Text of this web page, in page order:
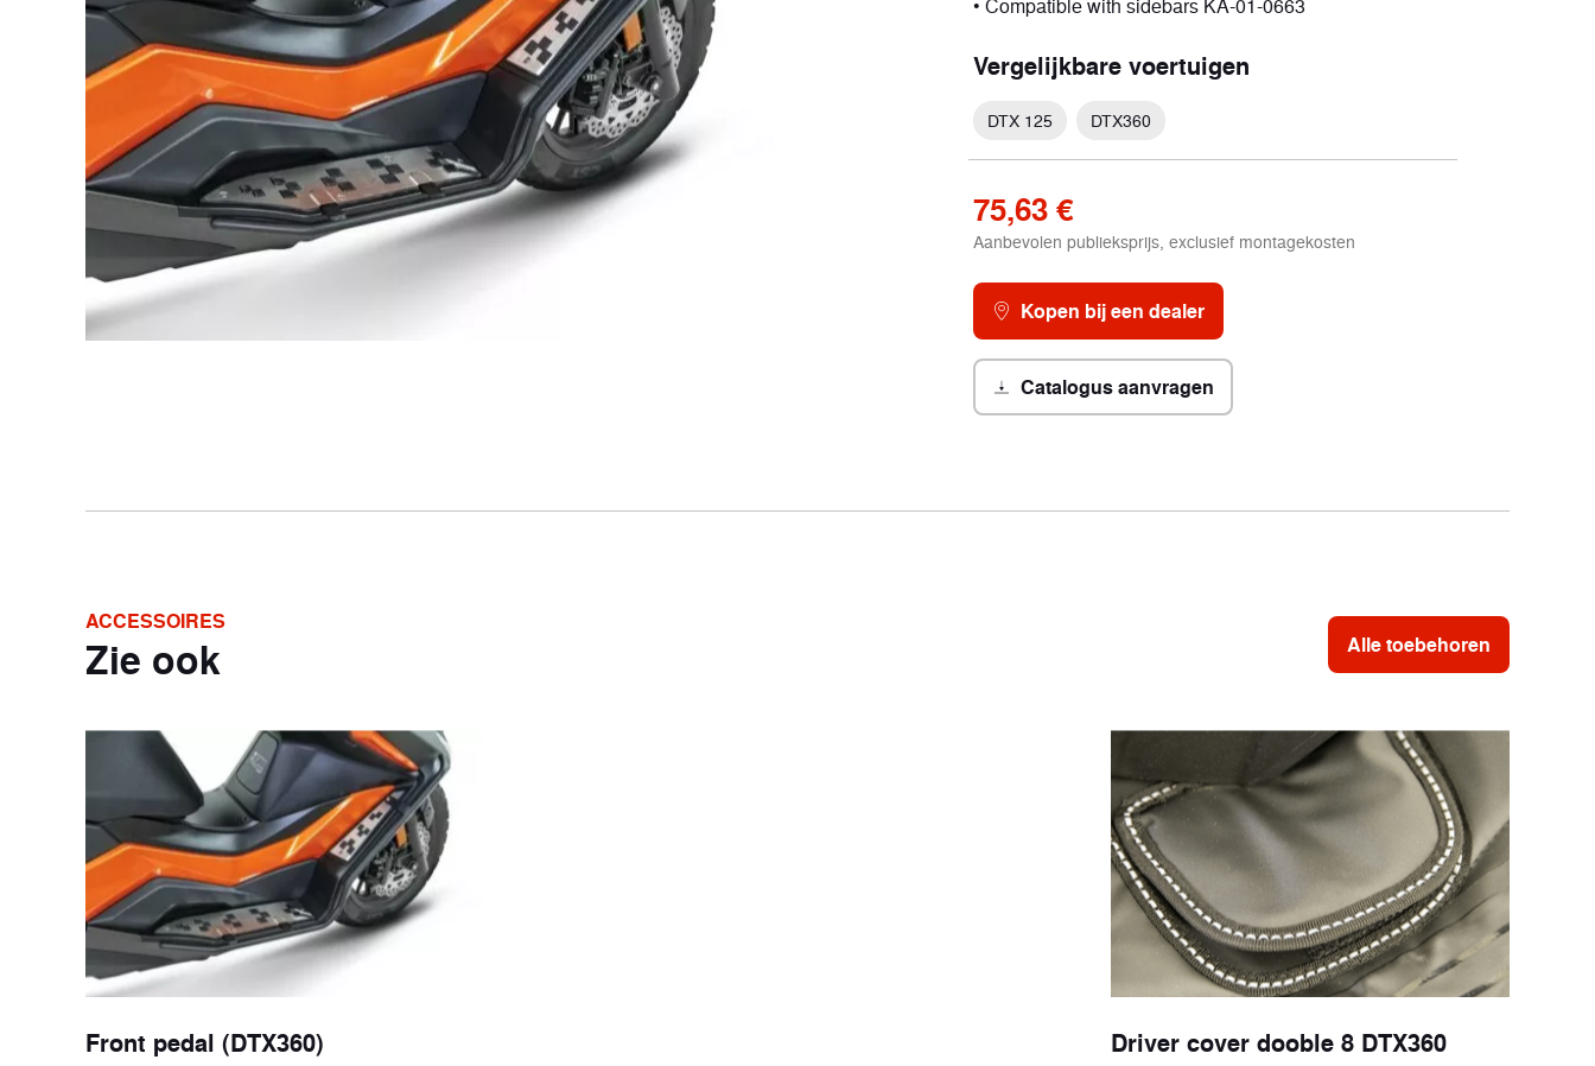
Vintage
2 voertuigen
Comfort
10 voertuigen
Vergelijkbare voertuigen
DTX 125 DTX360
75,63 €
Aanbevolen publieksprijs, exclusief montagekosten
Kopen bij een dealer
Catalogus aanvragen
ACCESSOIRES
Zie ook Alle toebehoren
Front pedal (DTX360)
Driver cover dooble 8 DTX360